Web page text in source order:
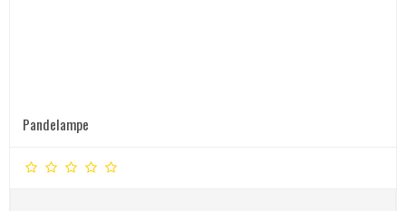
Pandelampe